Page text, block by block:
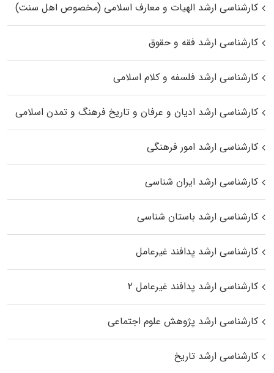
کارشناسی ارشد الهیات و معارف اسلامی (مخصوص اهل سنت)
کارشناسی ارشد فقه و حقوق
کارشناسی ارشد فلسفه و کلام اسلامی
کارشناسی ارشد ادیان و عرفان و تاریخ فرهنگ و تمدن اسلامی
کارشناسی ارشد امور فرهنگی
کارشناسی ارشد ایران شناسی
کارشناسی ارشد باستان شناسی
کارشناسی ارشد پدافند غیرعامل
کارشناسی ارشد پدافند غیرعامل ۲
کارشناسی ارشد پژوهش علوم اجتماعی
کارشناسی ارشد تاریخ